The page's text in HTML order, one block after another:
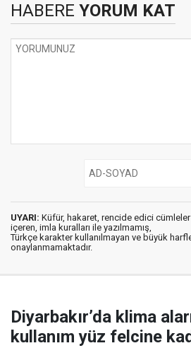
HABERE YORUM KAT
UYARI: Küfür, hakaret, rencide edici cümleler
içeren, imla kuralları ile yazılmamış,
Türkçe karakter kullanılmayan ve büyük
onaylanmamaktadır.
Diyarbakır’da klima
kullanım yüz felcine